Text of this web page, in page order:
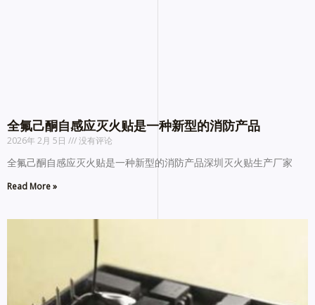
全氟己酮自感应灭火贴是一种新型的消防产品
2026年 2月 5日 没有评论
全氟己酮自感应灭火贴是一种新型的消防产品深圳灭火贴生产厂家
Read More »